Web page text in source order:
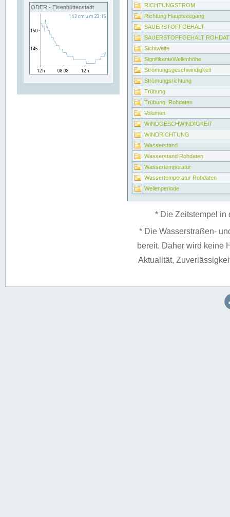
ODER - Eisenhüttenstadt
RICHTUNGSTROM
Richtung Hauptseegang
SAUERSTOFFGEHALT
SAUERSTOFFGEHALT
Sichtweite
SignifikanteWellenhöhe
Strömungsgeschwindigkeit
Strömungsrichtung
Trübung
Trübung_Rohdaten
Volumen
WINDGESCHWINDIGKEIT
WINDRICHTUNG
Wasserstand
Wasserstand Rohdaten
Wassertemperatur
Wassertemperatur Rohdaten
Wellenperiode
* Die Zeitstempel in
* Die Wasserstraßen-
bereit. Daher wird keine
Aktualität,